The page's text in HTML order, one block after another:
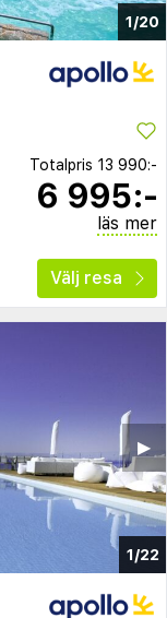
1/20
Totalpris 13 990:-
6 995:-
läs mer
Välj resa
1/22
▶︎